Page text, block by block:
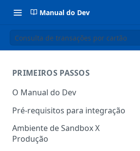
Manual do Dev
Consulta de transações por cartão
PRIMEIROS PASSOS
O Manual do Dev
Pré-requisitos para integração
Ambiente de Sandbox X
Produção